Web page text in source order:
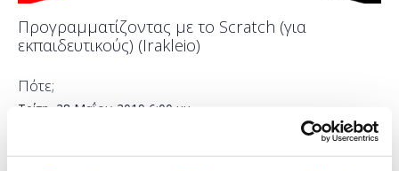
Προγραμματίζοντας με το Scratch (για
εκπαιδευτικούς) (Irakleio)
Πότε;
Τρίτη, 28 Μαΐου 2019 6:00 μμ